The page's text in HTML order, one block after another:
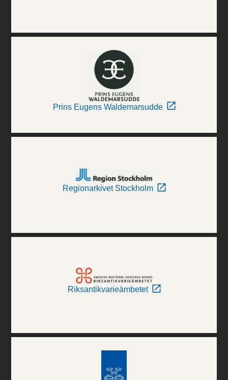
Prins Eugens Waldemarsudde
Regionarkivet Stockholm
Riksantikvarieämbetet